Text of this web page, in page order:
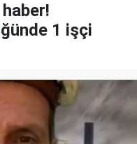
1 işçi